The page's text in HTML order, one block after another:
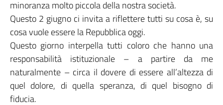
minoranza molto piccola della nostra società.
Questo 2 giugno ci invita a riflettere tutti su cosa è, su
cosa vuole essere la Repubblica oggi.
Questo giorno interpella tutti coloro che hanno una
responsabilità istituzionale – a partire da me
naturalmente – circa il dovere di essere all’altezza di
quel dolore, di quella speranza, di quel bisogno di
fiducia.